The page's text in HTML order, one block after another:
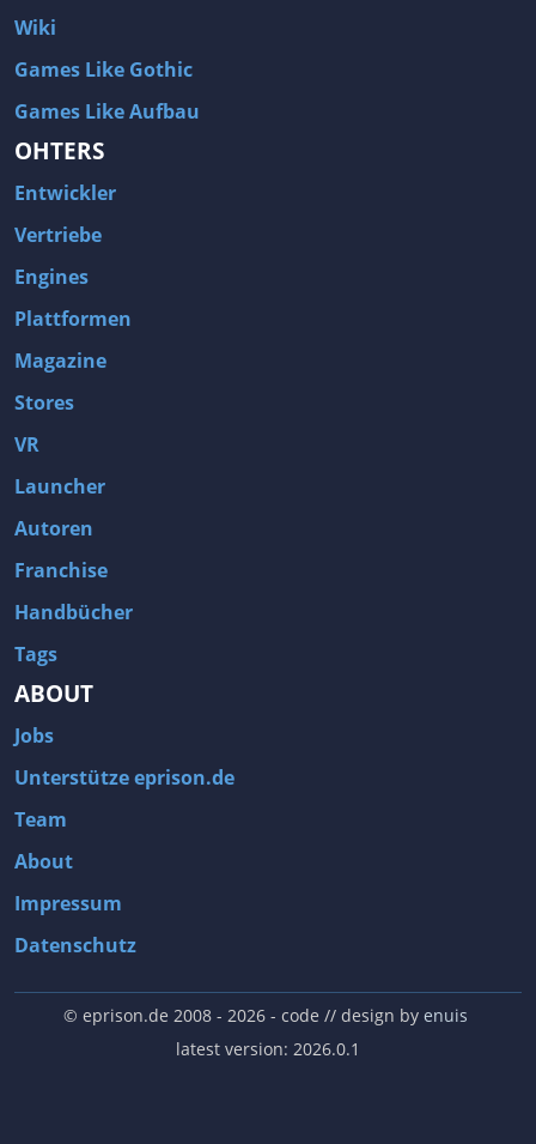
Wiki
Games Like Gothic
Games Like Aufbau
OHTERS
Entwickler
Vertriebe
Engines
Plattformen
Magazine
Stores
VR
Launcher
Autoren
Franchise
Handbücher
Tags
ABOUT
Jobs
Unterstütze eprison.de
Team
About
Impressum
Datenschutz
© eprison.de 2008 - 2026- code // design by enuis
latest version: 2026.0.1